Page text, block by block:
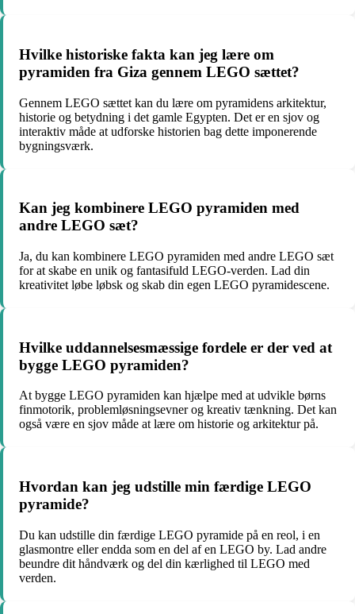
Hvilke historiske fakta kan jeg lære om
pyramiden fra Giza gennem LEGO sættet?
Gennem LEGO sættet kan du lære om pyramidens arkitektur,
historie og betydning i det gamle Egypten. Det er en sjov og
interaktiv måde at udforske historien bag dette imponerende
bygningsværk.
Kan jeg kombinere LEGO pyramiden med
andre LEGO sæt?
Ja, du kan kombinere LEGO pyramiden med andre LEGO sæt
for at skabe en unik og fantasifuld LEGO-verden. Lad din
kreativitet løbe løbsk og skab din egen LEGO pyramidescene.
Hvilke uddannelsesmæssige fordele er der ved at
bygge LEGO pyramiden?
At bygge LEGO pyramiden kan hjælpe med at udvikle børns
finmotorik, problemløsningsevner og kreativ tænkning. Det kan
også være en sjov måde at lære om historie og arkitektur på.
Hvordan kan jeg udstille min færdige LEGO
pyramide?
Du kan udstille din færdige LEGO pyramide på en reol, i en
glasmontre eller endda som en del af en LEGO by. Lad andre
beundre dit håndværk og del din kærlighed til LEGO med
verden.